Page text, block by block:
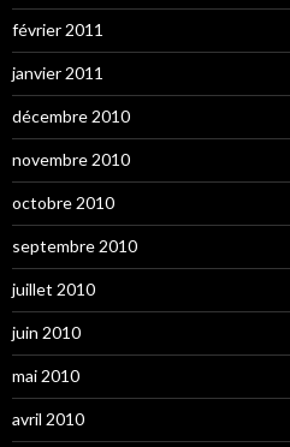
février 2011
janvier 2011
décembre 2010
novembre 2010
octobre 2010
septembre 2010
juillet 2010
juin 2010
mai 2010
avril 2010